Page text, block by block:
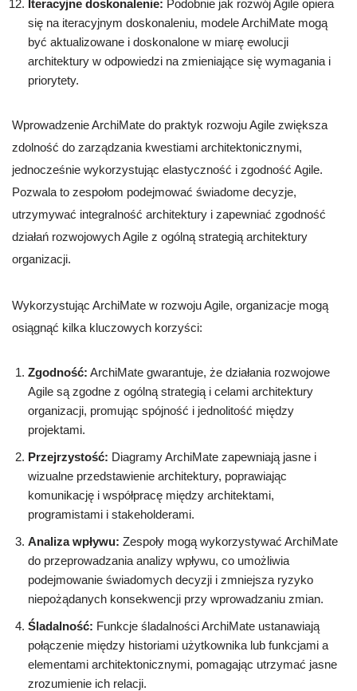
Iteracyjne doskonalenie: Podobnie jak rozwój Agile opiera
się na iteracyjnym doskonaleniu, modele ArchiMate mogą
być aktualizowane i doskonalone w miarę ewolucji
architektury w odpowiedzi na zmieniające się wymagania i
priorytety.
Wprowadzenie ArchiMate do praktyk rozwoju Agile zwiększa
zdolność do zarządzania kwestiami architektonicznymi,
jednocześnie wykorzystując elastyczność i zgodność Agile.
Pozwala to zespołom podejmować świadome decyzje,
utrzymywać integralność architektury i zapewniać zgodność
działań rozwojowych Agile z ogólną strategią architektury
organizacji.
Wykorzystując ArchiMate w rozwoju Agile, organizacje mogą
osiągnąć kilka kluczowych korzyści:
Zgodność: ArchiMate gwarantuje, że działania rozwojowe
Agile są zgodne z ogólną strategią i celami architektury
organizacji, promując spójność i jednolitość między
projektami.
Przejrzystość: Diagramy ArchiMate zapewniają jasne i
wizualne przedstawienie architektury, poprawiając
komunikację i współpracę między architektami,
programistami i stakeholderami.
Analiza wpływu: Zespoły mogą wykorzystywać ArchiMate
do przeprowadzania analizy wpływu, co umożliwia
podejmowanie świadomych decyzji i zmniejsza ryzyko
niepożądanych konsekwencji przy wprowadzaniu zmian.
Śladalność: Funkcje śladalności ArchiMate ustanawiają
połączenie między historiami użytkownika lub funkcjami a
elementami architektonicznymi, pomagając utrzymać jasne
zrozumienie ich relacji.